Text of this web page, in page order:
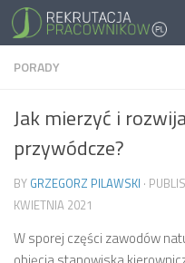
PORADY
Jak mierzyć i
przywódcze?
BY GRZEGORZ PILAWSKI ·
KWIETNIA 2021
W sporej części zawodów